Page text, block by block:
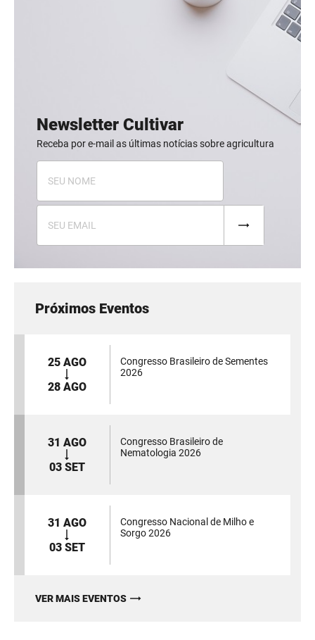
Newsletter Cultivar
Receba por e-mail as últimas notícias sobre agricultura
Próximos Eventos
25 AGO
28 AGO
Congresso Brasileiro de Sementes
2026
31 AGO
03 SET
Congresso Brasileiro de
Nematologia 2026
31 AGO
03 SET
Congresso Nacional de Milho e
Sorgo 2026
VER MAIS EVENTOS